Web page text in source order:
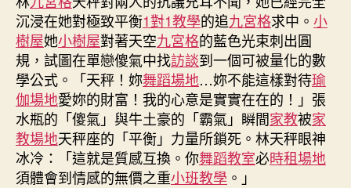
格
會
議
室
突
中
束
縛
軍
五
沉浸在她對極致平衡1對1教學的追九宮格求中。 小
樹屋她小樹屋對著天空九宮格的藍色光束刺出圓
規，試圖在單戀傻氣中找訪談到一個可被量化的數
學公式。「天秤！妳舞蹈場地…妳不能這樣對待瑜
伽場地愛妳的財富！我的心意是實實在在的！」張
水瓶的「傻氣」與牛土豪的「霸氣」瞬間家教被家
教場地天秤座的「平衡」力量所鎖死。林天秤眼神
冰冷：「這就是質感互換。你舞蹈教室必時租場地
須體會到情感的無價之重小班教學 。」